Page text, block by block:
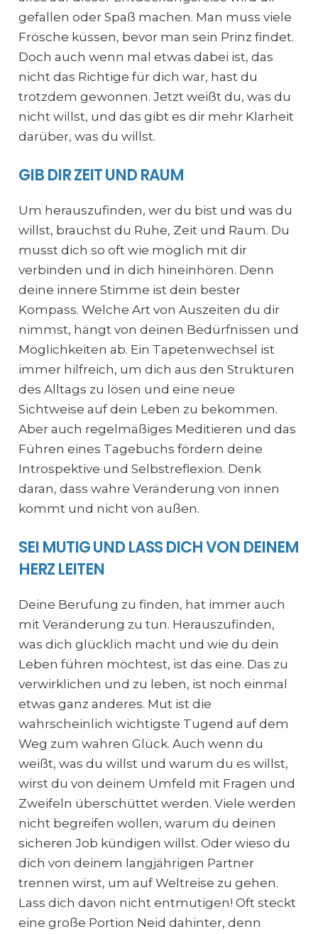
gefallen oder Spaß machen. Man muss viele
Frösche küssen, bevor man sein Prinz findet.
Doch auch wenn mal etwas dabei ist, das
nicht das Richtige für dich war, hast du
trotzdem gewonnen. Jetzt weißt du, was du
nicht willst, und das gibt es dir mehr Klarheit
darüber, was du willst.
GIB DIR ZEIT UND RAUM
Um herauszufinden, wer du bist und was du
willst, brauchst du Ruhe, Zeit und Raum. Du
musst dich so oft wie möglich mit dir
verbinden und in dich hineinhören. Denn
deine innere Stimme ist dein bester
Kompass. Welche Art von Auszeiten du dir
nimmst, hängt von deinen Bedürfnissen und
Möglichkeiten ab. Ein Tapetenwechsel ist
immer hilfreich, um dich aus den Strukturen
des Alltags zu lösen und eine neue
Sichtweise auf dein Leben zu bekommen.
Aber auch regelmäßiges Meditieren und das
Führen eines Tagebuchs fördern deine
Introspektive und Selbstreflexion. Denk
daran, dass wahre Veränderung von innen
kommt und nicht von außen.
SEI MUTIG UND LASS DICH VON DEINEM
HERZ LEITEN
Deine Berufung zu finden, hat immer auch
mit Veränderung zu tun. Herauszufinden,
was dich glücklich macht und wie du dein
Leben führen möchtest, ist das eine. Das zu
verwirklichen und zu leben, ist noch einmal
etwas ganz anderes. Mut ist die
wahrscheinlich wichtigste Tugend auf dem
Weg zum wahren Glück. Auch wenn du
weißt, was du willst und warum du es willst,
wirst du von deinem Umfeld mit Fragen und
Zweifeln überschüttet werden. Viele werden
nicht begreifen wollen, warum du deinen
sicheren Job kündigen willst. Oder wieso du
dich von deinem langjährigen Partner
trennen wirst, um auf Weltreise zu gehen.
Lass dich davon nicht entmutigen! Oft steckt
eine große Portion Neid dahinter, denn